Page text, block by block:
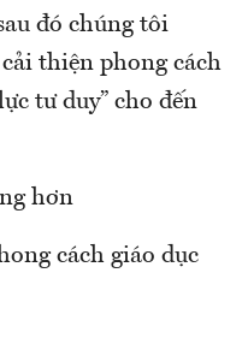
đó chúng tôi
thiện phong cách
tư duy” cho đến
hơn
cách giáo dục